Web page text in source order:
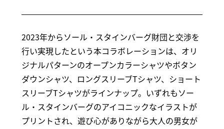
2023年からソール・スタインバーグ財団と交渉を
行い実現したという本コラボレーションは、オリ
ジナルパターンのオープンカラーシャツやボタン
ダウンシャツ、ロングスリーブTシャツ、ショート
スリーブTシャツがラインナップ。いずれもソー
ル・スタインバーグのアイコニックなイラストが
プリントされ、遊び心がありながら大人の男女が